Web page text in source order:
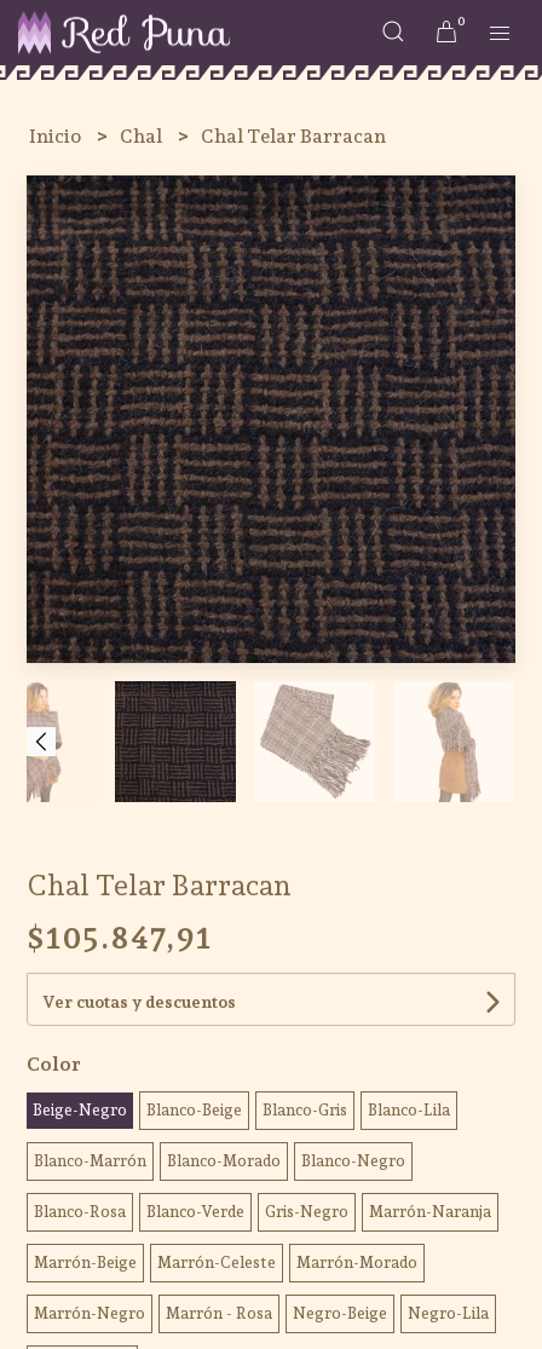
0
Inicio Chal Chal Telar Barracan
Chal Telar Barracan
$105.847,91
Ver cuotas y descuentos
Color
Beige-Negro Blanco-Beige Blanco-Gris Blanco-Lila
Blanco-Marrón Blanco-Morado Blanco-Negro
Blanco-Rosa Blanco-Verde Gris-Negro Marrón-Naranja
Marrón-Beige Marrón-Celeste Marrón-Morado
Marrón-Negro Marrón - Rosa Negro-Beige Negro-Lila